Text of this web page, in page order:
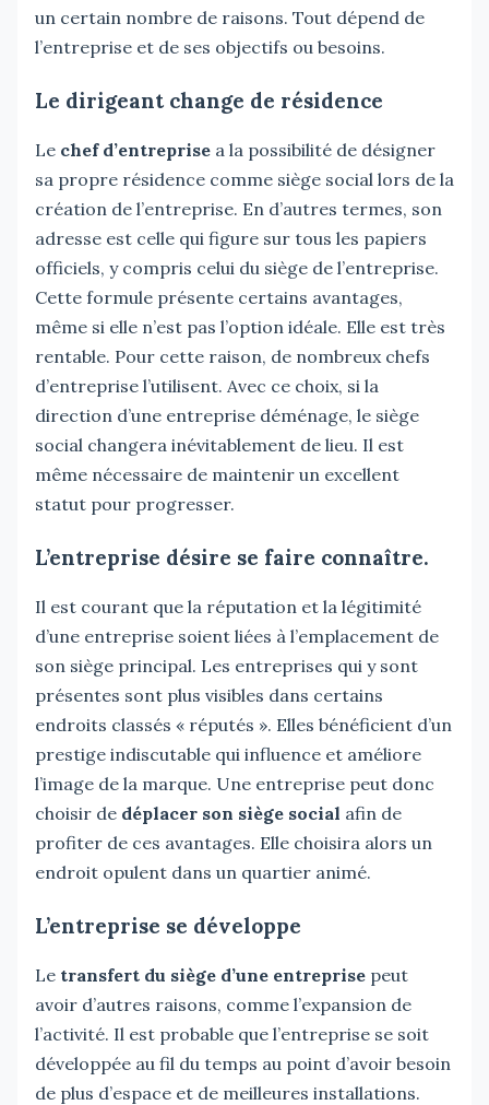
un certain nombre de raisons. Tout dépend de
l’entreprise et de ses objectifs ou besoins.
Le dirigeant change de résidence
Le chef d’entreprise a la possibilité de désigner
sa propre résidence comme siège social lors de la
création de l’entreprise. En d’autres termes, son
adresse est celle qui figure sur tous les papiers
officiels, y compris celui du siège de l’entreprise.
Cette formule présente certains avantages,
même si elle n’est pas l’option idéale. Elle est très
rentable. Pour cette raison, de nombreux chefs
d’entreprise l’utilisent. Avec ce choix, si la
direction d’une entreprise déménage, le siège
social changera inévitablement de lieu. Il est
même nécessaire de maintenir un excellent
statut pour progresser.
L’entreprise désire se faire connaître.
Il est courant que la réputation et la légitimité
d’une entreprise soient liées à l’emplacement de
son siège principal. Les entreprises qui y sont
présentes sont plus visibles dans certains
endroits classés « réputés ». Elles bénéficient d’un
prestige indiscutable qui influence et améliore
l’image de la marque. Une entreprise peut donc
choisir de déplacer son siège social afin de
profiter de ces avantages. Elle choisira alors un
endroit opulent dans un quartier animé.
L’entreprise se développe
Le transfert du siège d’une entreprise peut
avoir d’autres raisons, comme l’expansion de
l’activité. Il est probable que l’entreprise se soit
développée au fil du temps au point d’avoir besoin
de plus d’espace et de meilleures installations.